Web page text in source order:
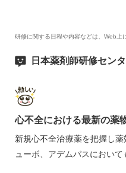
研修に関する日程や内容などは、Web上
日本薬剤師研修セン
心不全における最新の薬
新規心不全治療薬を把握し
ューボ、アデムパスにおい